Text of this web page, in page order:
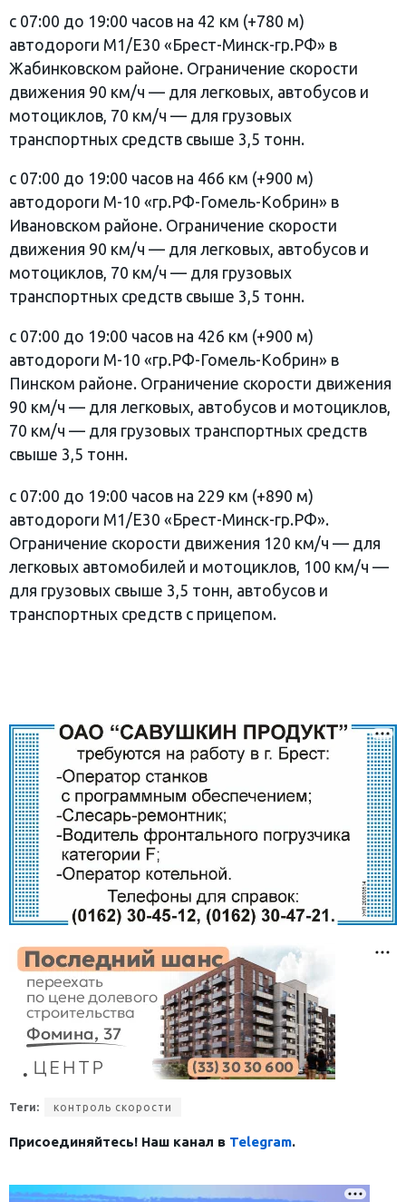
с 07:00 до 19:00 часов на 42 км (+780 м)
автодороги М1/Е30 «Брест-Минск-гр.РФ» в
Жабинковском районе. Ограничение скорости
движения 90 км/ч — для легковых, автобусов и
мотоциклов, 70 км/ч — для грузовых
транспортных средств свыше 3,5 тонн.
с 07:00 до 19:00 часов на 466 км (+900 м)
автодороги М-10 «гр.РФ-Гомель-Кобрин» в
Ивановском районе. Ограничение скорости
движения 90 км/ч — для легковых, автобусов и
мотоциклов, 70 км/ч — для грузовых
транспортных средств свыше 3,5 тонн.
с 07:00 до 19:00 часов на 426 км (+900 м)
автодороги М-10 «гр.РФ-Гомель-Кобрин» в
Пинском районе. Ограничение скорости движения
90 км/ч — для легковых, автобусов и мотоциклов,
70 км/ч — для грузовых транспортных средств
свыше 3,5 тонн.
с 07:00 до 19:00 часов на 229 км (+890 м)
автодороги М1/Е30 «Брест-Минск-гр.РФ».
Ограничение скорости движения 120 км/ч — для
легковых автомобилей и мотоциклов, 100 км/ч —
для грузовых свыше 3,5 тонн, автобусов и
транспортных средств с прицепом.
Теги: контроль скорости
Присоединяйтесь! Наш канал в Telegram.